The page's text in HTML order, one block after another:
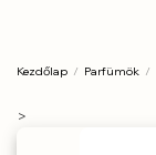
Kezdőlap Parfümök
>